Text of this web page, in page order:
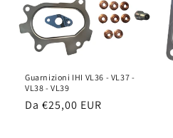
Guarnizioni IHI VL36 - VL37 -
VL38 - VL39
Prezzo
Da €25,00 EUR